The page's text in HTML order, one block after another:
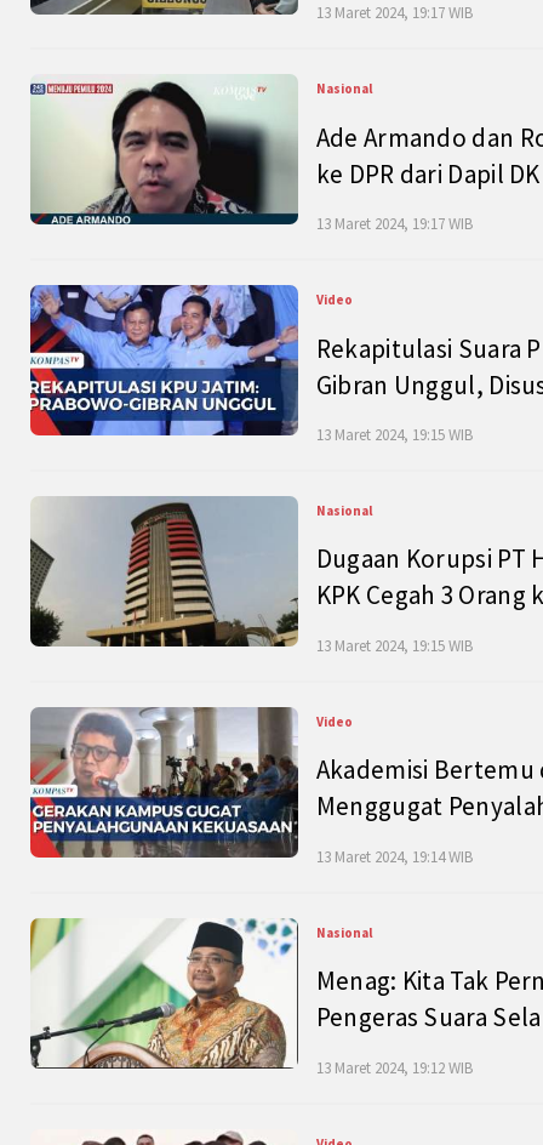
13 Maret 2024, 19:17 WIB
Nasional
Ade Armando dan
ke DPR dari Dapil
13 Maret 2024, 19:17 WIB
Video
Rekapitulasi Suara
Gibran Unggul,
13 Maret 2024, 19:15 WIB
Nasional
Dugaan Korupsi PT
KPK Cegah 3 Orang
13 Maret 2024, 19:15 WIB
Video
Akademisi Bertemu
Menggugat
13 Maret 2024, 19:14 WIB
Nasional
Menag: Kita Tak
Pengeras Suara
13 Maret 2024, 19:12 WIB